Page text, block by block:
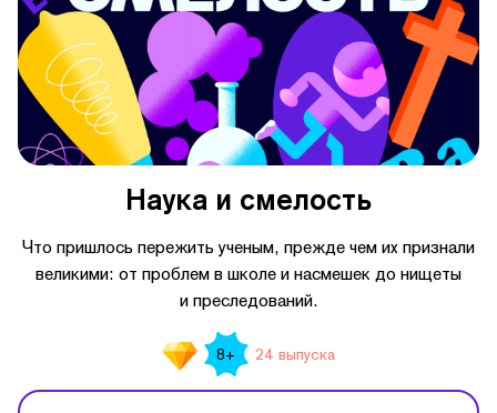
Наука и смелость
Что пришлось пережить ученым, прежде чем их признали
великими: от проблем в школе и насмешек до нищеты
и преследований.
8+ 24 выпуска